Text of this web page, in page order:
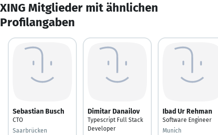
XING Mitglieder mit ähnlichen
Profilangaben
Sebastian Busch
CTO
Saarbrücken
Dimitar Danailov
Typescript Full Stack
Developer
Ibad Ur Rehman
Software Engineer
Munich